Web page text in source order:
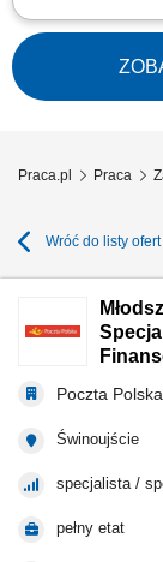
Samodzielne
działania outbound
przekazanymi
wsparcie klientów
procesem
Praca.pl Praca
Wróć do listy ofert
Poczta Polska
Świnoujście
specjalista /
pełny etat